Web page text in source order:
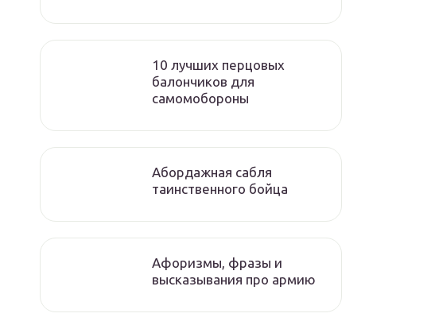
10 лучших перцовых
балончиков для
самомобороны
Абордажная сабля
таинственного бойца
Афоризмы, фразы и
высказывания про армию